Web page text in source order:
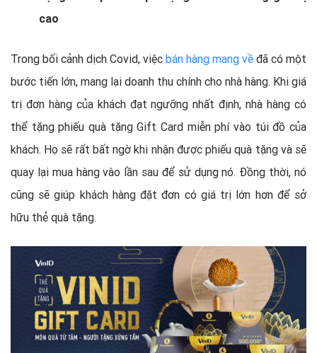
cao
Trong bối cảnh dịch Covid, việc bán hàng mang về đã có một
bước tiến lớn, mang lại doanh thu chính cho nhà hàng. Khi giá
trị đơn hàng của khách đạt ngưỡng nhất định, nhà hàng có
thể tặng phiếu quà tặng Gift Card miễn phí vào túi đồ của
khách. Họ sẽ rất bất ngờ khi nhận được phiếu quà tặng và sẽ
quay lại mua hàng vào lần sau để sử dụng nó. Đồng thời, nó
cũng sẽ giúp khách hàng đặt đơn có giá trị lớn hơn để sở
hữu thẻ quà tặng.